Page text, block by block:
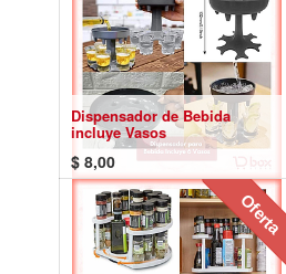
Dispensador de Bebida
incluye Vasos
$ 8,00
Oferta